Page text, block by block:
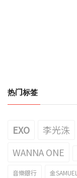
热门标签
EXO 李光洙
WANNA ONE
音樂銀行 金SAMUEL